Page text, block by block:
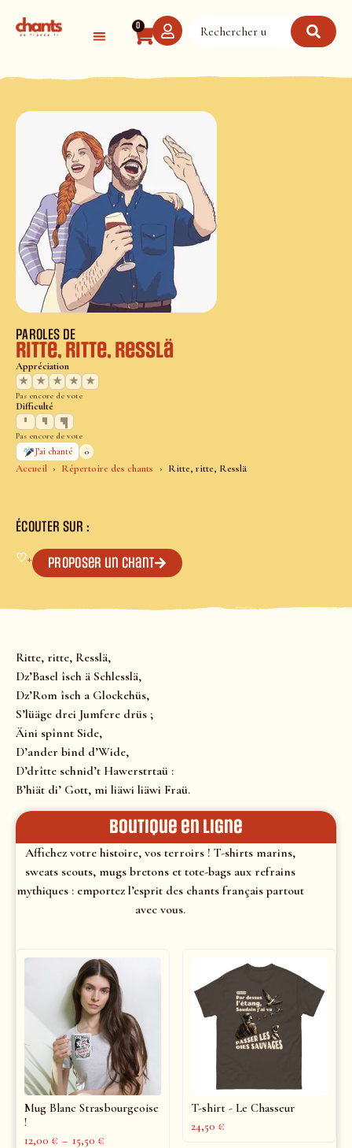
0
Accueil Répertoire des chants Ritte, ritte, Resslä
PAROLES DE
Ritte, ritte, Resslä
Appréciation
★
★ ★ ★ ★
Pas encore de vote
Difficulté
Pas encore de vote
J’ai chanté
0
ÉCOUTER SUR :
♡+ Proposer un chant
Ritte, ritte, Resslä,
Dz’Basel îsch ä Schlesslä,
Dz’Rom îsch a Glockehüs,
S’lüäge drei Jumfere drüs ;
Äini spînnt Side,
D’ander bind d’Wide,
D’drîtte schnid’t Hawerstrtaü :
B’hiät di’ Gott, mi liäwi liäwi Fraü.
Boutique en ligne
Affichez votre histoire, vos terroirs ! T-shirts marins,
sweats scouts, mugs bretons et tote-bags aux refrains
mythiques : emportez l’esprit des chants français partout
avec vous.
Mug Blanc Strasbourgeoise
!
12,00 € – 15,50 €
T-shirt - Le Chasseur
24,50 €